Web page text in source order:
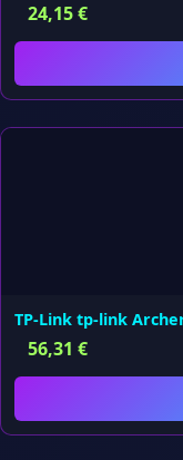
24,15€
TP-Link tp-link
56,31 €